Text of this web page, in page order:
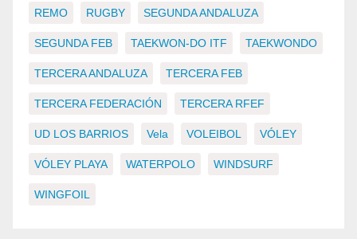
REMO RUGBY SEGUNDA ANDALUZA
SEGUNDA FEB TAEKWON-DO ITF TAEKWONDO
TERCERA ANDALUZA TERCERA FEB
TERCERA FEDERACIÓN TERCERA RFEF
UD LOS BARRIOS Vela VOLEIBOL VÓLEY
VÓLEY PLAYA WATERPOLO WINDSURF
WINGFOIL